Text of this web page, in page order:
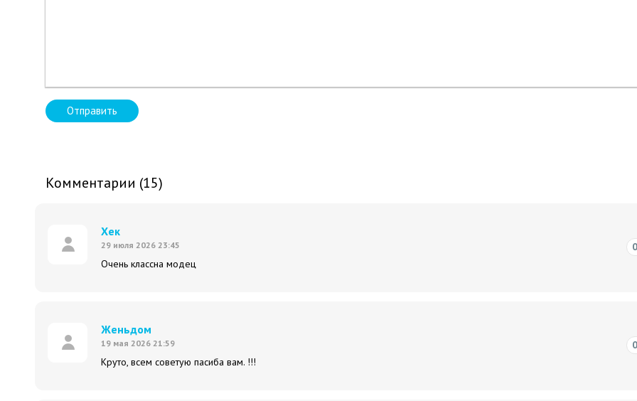
Отправить
Комментарии (15)
Хек
29 июля 2026 23:45
Очень классна модец
Женьдом
19 мая 2026 21:59
Круто, всем советую пасиба вам. !!!